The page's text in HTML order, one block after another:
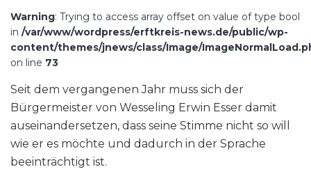
Warning: Trying to access array offset on value of type bool
in /var/www/wordpress/erftkreis-news.de/public/wp-
content/themes/jnews/class/Image/
on line 73
Seit dem vergangenen Jahr muss sich der
Bürgermeister von Wesseling Erwin Esser damit
auseinandersetzen, dass seine Stimme nicht so will
wie er es möchte und dadurch in der Sprache
beeinträchtigt ist.